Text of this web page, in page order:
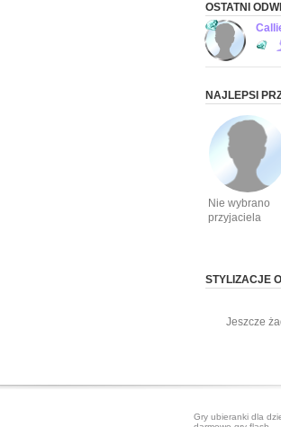
OSTATNI
NAJLEPSI
Nie wybrano
przyjaciela
STYLIZACJE
Jeszcze
Gry ubieranki dla